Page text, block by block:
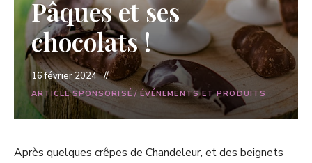
Pâques et ses
chocolats !
16 février 2024
ARTICLE SPONSORISÉ/ ÉVÉNEMENTS ET PRODUITS
Après quelques crêpes de Chandeleur, et des beignets